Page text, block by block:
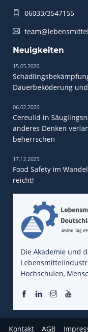
06033/3547155
Neuigkeiten
15.05.2026
Dauerbeköderung
06.02.2026
Cereulid in
anderes Denken
beherrschen
17.12.2025
Food Safety im
reicht!
Die Akademie und
Hochschulen,
Kontakt AGB